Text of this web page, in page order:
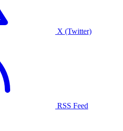
X (Twitter)
RSS Feed